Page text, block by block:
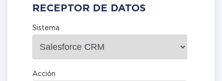
RECEPTOR DE DATOS
Sistema
Acción